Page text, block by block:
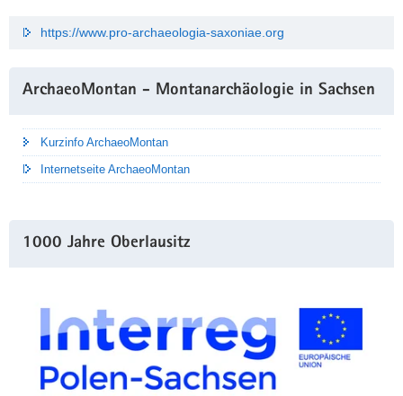
https://www.pro-archaeologia-saxoniae.org
ArchaeoMontan - Montanarchäologie in Sachsen
Kurzinfo ArchaeoMontan
Internetseite ArchaeoMontan
1000 Jahre Oberlausitz